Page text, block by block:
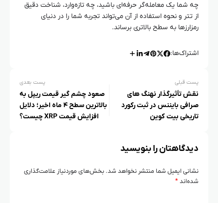
چه شما یک معامله‌گر حرفه‌ای باشید، چه تازه‌وارد، شناخت دقیق
از تتر و نحوه استفاده از آن می‌تواند تجربه شما را در دنیای
رمزارزها به سطح بالاتری برساند.
اشتراک‌ها:
پست قبلی
نقش تأثیرگذار نهنگ‌ های
صرافی بایننس در ثبت رکورد
تاریخی بیت‌ کوین
پست بعدی
صعود چشم‌ گیر قیمت ریپل به
بالاترین سطح ۴ ماه اخیر؛ دلایل
افزایش قیمت XRP چیست؟
دیدگاهتان را بنویسید
نشانی ایمیل شما منتشر نخواهد شد. بخش‌های موردنیاز علامت‌گذاری
شده‌اند*